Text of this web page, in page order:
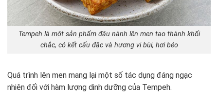
Tempeh là một sản phẩm đậu nành lên men tạo thành khối
chắc, có kết cấu đặc và hương vị bùi, hơi béo
Quá trình lên men mang lại một số tác dụng đáng ngạc
nhiên đối với hàm lượng dinh dưỡng của Tempeh.